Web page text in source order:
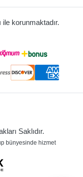
korunmaktadır.
Saklıdır.
bünyesinde hizmet